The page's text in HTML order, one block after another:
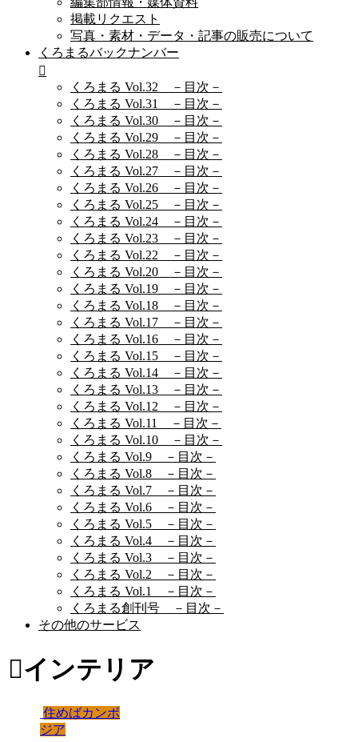
掲載リクエスト
写真・素材・データ・記事の販売について
くろまるバックナンバー
くろまる Vol.32 －目次－
くろまる Vol.31 －目次－
くろまる Vol.30 －目次－
くろまる Vol.29 －目次－
くろまる Vol.28 －目次－
くろまる Vol.27 －目次－
くろまる Vol.26 －目次－
くろまる Vol.25 －目次－
くろまる Vol.24 －目次－
くろまる Vol.23 －目次－
くろまる Vol.22 －目次－
くろまる Vol.20 －目次－
くろまる Vol.19 －目次－
くろまる Vol.18 －目次－
くろまる Vol.17 －目次－
くろまる Vol.16 －目次－
くろまる Vol.15 －目次－
くろまる Vol.14 －目次－
くろまる Vol.13 －目次－
くろまる Vol.12 －目次－
くろまる Vol.11 －目次－
くろまる Vol.10 －目次－
くろまる Vol.9 －目次－
くろまる Vol.8 －目次－
くろまる Vol.7 －目次－
くろまる Vol.6 －目次－
くろまる Vol.5 －目次－
くろまる Vol.4 －目次－
くろまる Vol.3 －目次－
くろまる Vol.2 －目次－
くろまる Vol.1 －目次－
くろまる創刊号 －目次－
その他のサービス
インテリア
住めばカンボ
ジア